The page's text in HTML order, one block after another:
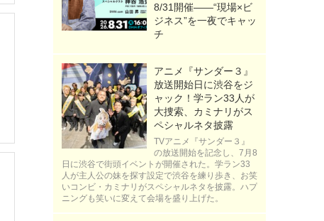
8/31開催――“現場×ビ
ジネス”を一夜でキャッ
チ
アニメ『サンダー３』
放送開始日に渋谷をジ
ャック！学ラン33人が
大捜索、カミナリがス
ペシャルネタ披露
TVアニメ『サンダー３』
の放送開始を記念し、7月8
日に渋谷で街頭イベントが開催された。学ラン33
人が主人公の妹を探す設定で渋谷を練り歩き、お笑
いコンビ・カミナリがスペシャルネタを披露。ハプ
ニングも笑いに変えて会場を盛り上げた。